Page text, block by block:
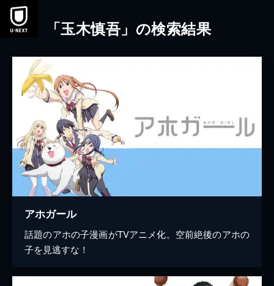
本文へスキップ
「玉木慎吾」の検索結果
アホガール
話題のアホの子漫画がTVアニメ化。空前絶後のアホの
子を見逃すな！